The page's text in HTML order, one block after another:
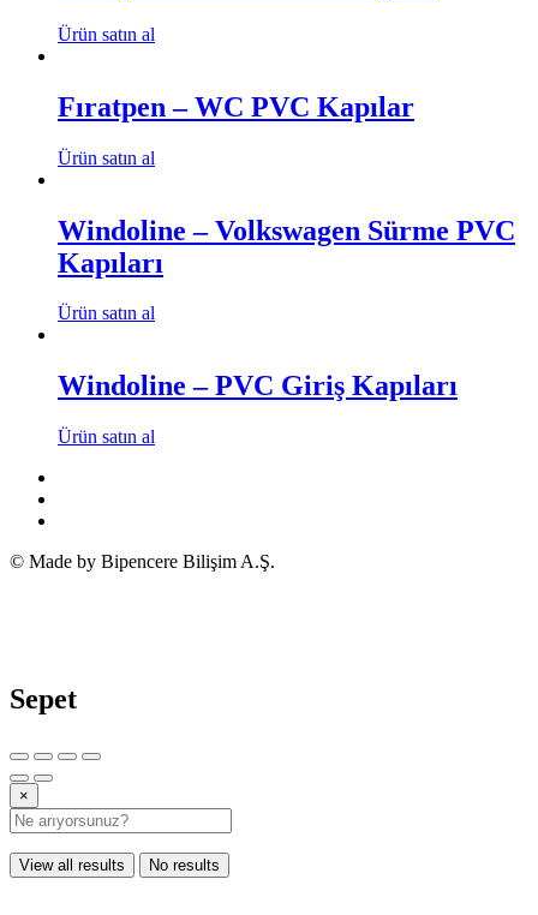
Ürün satın al
Fıratpen – WC PVC Kapılar
Ürün satın al
Windoline – Volkswagen Sürme PVC
Kapıları
Ürün satın al
Windoline – PVC Giriş Kapıları
Ürün satın al
© Made by Bipencere Bilişim A.Ş.
Sepet
×
View all results No results